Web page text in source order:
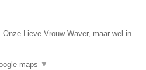
Lieve Vrouw Waver, maar wel in
maps ▼